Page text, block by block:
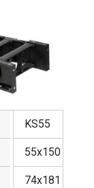
KS55
55х150
74х181